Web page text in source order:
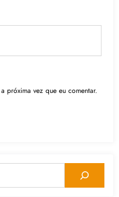
próxima vez que eu comentar.